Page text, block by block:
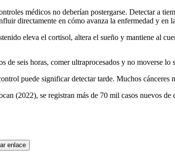
médicos no deberían postergarse. Detectar a
directamente en cómo avanza la enfermedad y en
eleva el cortisol, altera el sueño y mantiene al
seis horas, comer ultraprocesados y no moverse lo
puede significar detectar tarde. Muchos cánceres
(2022), se registran más de 70 mil casos nuevos
enlace